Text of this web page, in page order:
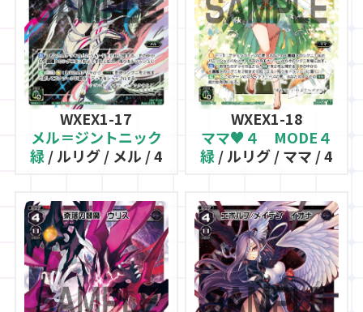
WXEX1-17
メル＝ジントニック
緑/ ルリグ / メル / 4
WXEX1-18
ママ♥４ MODE４
緑/ ルリグ / ママ / 4